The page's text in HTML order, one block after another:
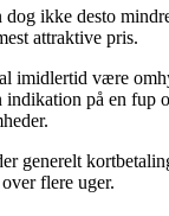
dog ikke desto
attraktive pris.
imidlertid være
indikation på en fup
generelt
flere uger.